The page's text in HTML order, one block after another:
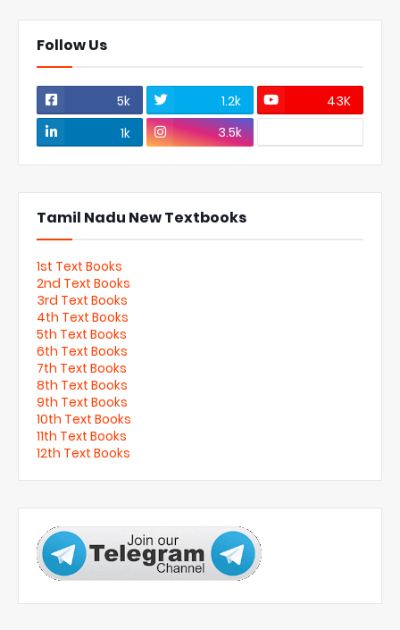
Follow Us
5k 1.2k
43K
1k
3.5k
Tamil Nadu New Textbooks
1st Text Books
2nd Text Books
3rd Text Books
4th Text Books
5th Text Books
6th Text Books
7th Text Books
8th Text Books
9th Text Books
10th Text Books
11th Text Books
12th Text Books